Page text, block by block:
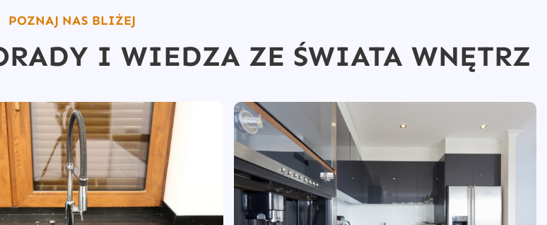
POZNAJ NAS BLIŻEJ
I WIEDZA ZE ŚWIATA WNĘTRZ